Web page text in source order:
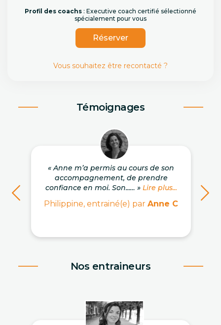
Profil des coachs : Executive coach certifié sélectionné
spécialement pour vous
Réserver
Vous souhaitez être recontacté ?
Témoignages
« Anne m’a permis au cours de son
accompagnement, de prendre
confiance en moi. Son...… » Lire plus...
Philippine, entrainé(e) par Anne C
Nos entraineurs